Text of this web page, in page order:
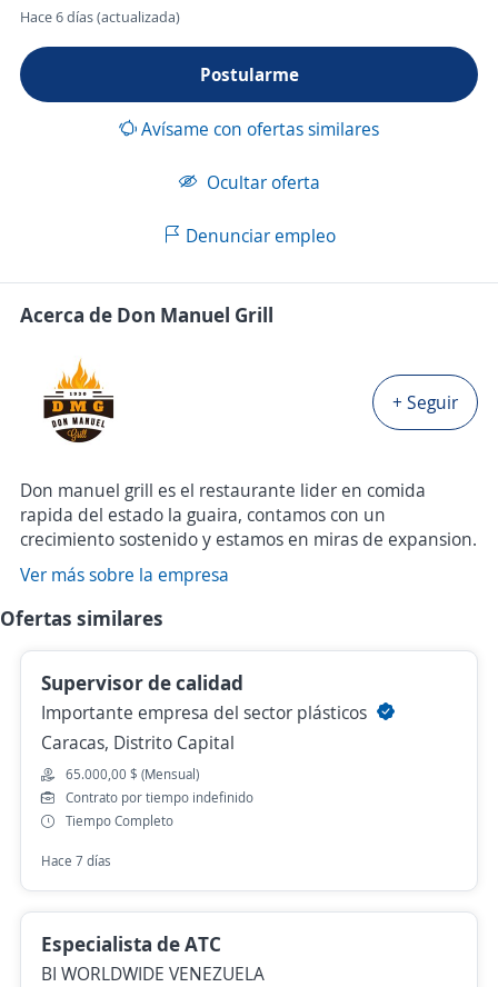
Hace 6 días (actualizada)
Postularme
Avísame con ofertas similares
Ocultar oferta
Denunciar empleo
Acerca de Don Manuel Grill
+ Seguir
Don manuel grill es el restaurante lider en comida
rapida del estado la guaira, contamos con un
crecimiento sostenido y estamos en miras de expansion.
Ver más sobre la empresa
Ofertas similares
Supervisor de calidad
Importante empresa del sector plásticos
Caracas, Distrito Capital
65.000,00 $ (Mensual)
Contrato por tiempo indefinido
Tiempo Completo
Hace 7 días
Especialista de ATC
BI WORLDWIDE VENEZUELA